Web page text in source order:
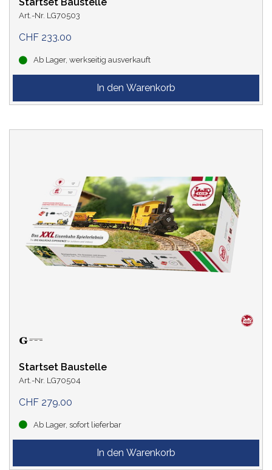
Startset Baustelle
Art.-Nr. LG70503
CHF 233.00
Ab Lager, werkseitig ausverkauft
Startset Baustelle
Art.-Nr. LG70504
CHF 279.00
Ab Lager, sofort lieferbar